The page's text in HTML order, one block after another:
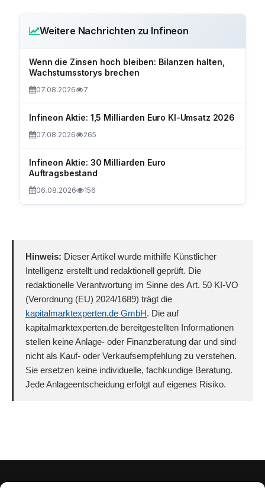
Weitere Nachrichten zu Infineon
Wenn die Zinsen hoch bleiben: Bilanzen halten,
Wachstumsstorys brechen
07.08.2026 7
Infineon Aktie: 1,5 Milliarden Euro KI-Umsatz 2026
07.08.2026 265
Infineon Aktie: 30 Milliarden Euro
Auftragsbestand
06.08.2026 156
Hinweis: Dieser Artikel wurde mithilfe Künstlicher
Intelligenz erstellt und redaktionell geprüft. Die
redaktionelle Verantwortung im Sinne des Art. 50 KI-VO
(Verordnung (EU) 2024/1689) trägt die
kapitalmarktexperten.de GmbH. Die auf
kapitalmarktexperten.de bereitgestellten Informationen
stellen keine Anlage- oder Finanzberatung dar und sind
nicht als Kauf- oder Verkaufsempfehlung zu verstehen.
Sie ersetzen keine individuelle, fachkundige Beratung.
Jede Anlageentscheidung erfolgt auf eigenes Risiko.